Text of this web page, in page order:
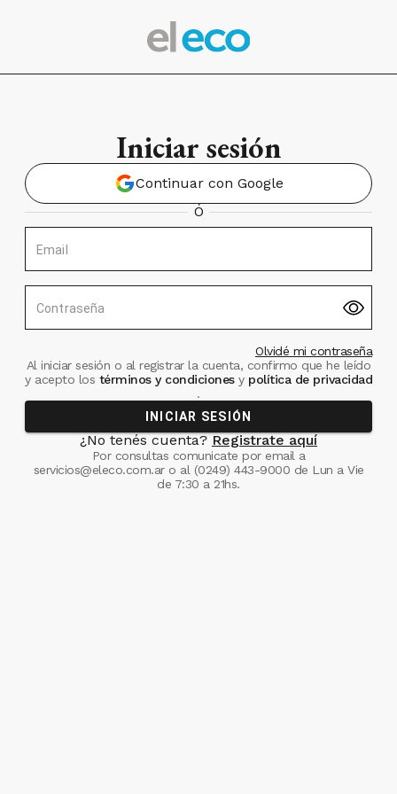
Iniciar sesión
Continuar con Google
Ó
Email
Contraseña
Olvidé mi contraseña
Al iniciar sesión o al registrar la cuenta, confirmo que he leído
y acepto los términos y condiciones ypolítica de privacidad
.
INICIAR SESIÓN
¿No tenés cuenta? Registrate aquí
Por consultas comunicate por email a
servicios@eleco.com.aro al (0249) 443-9000 de Lun a Vie
de 7:30 a 21hs.